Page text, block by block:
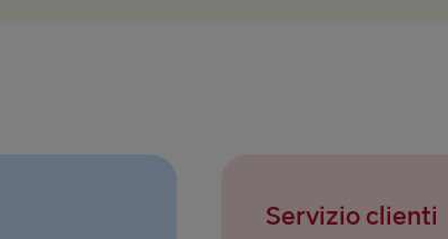
Servizio clienti